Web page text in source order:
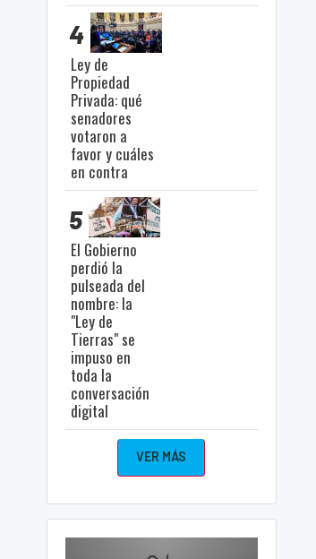
4
Ley de
Propiedad
Privada: qué
senadores
votaron a
favor y cuáles
en contra
5
El Gobierno
perdió la
pulseada del
nombre: la
"Ley de
Tierras" se
impuso en
toda la
conversación
digital
VER MÁS